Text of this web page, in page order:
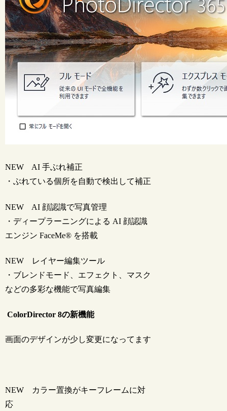
NEW AI 手ぶれ補正
・ぶれている個所を自動で検出して補正
NEW AI 顔認識で写真管理
・ディープラーニングによる AI 顔認識
エンジン FaceMe® を搭載
NEW レイヤー編集ツール
・ブレンドモード、エフェクト、マスク
などの多彩な機能で写真編集
ColorDirector 8の新機能
画面のデザインが少し変更になってます
NEW カラー置換がキーフレームに対
応